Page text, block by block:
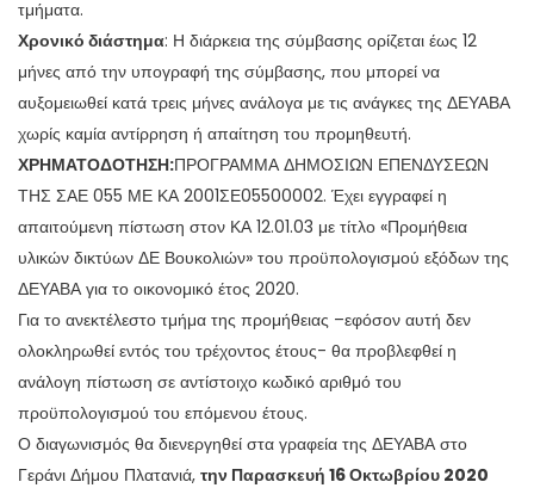
τμήματα.
Χρονικό διάστημα: Η διάρκεια της σύμβασης ορίζεται έως 12
μήνες από την υπογραφή της σύμβασης, που μπορεί να
αυξομειωθεί κατά τρεις μήνες ανάλογα με τις ανάγκες της ΔΕΥΑΒΑ
χωρίς καμία αντίρρηση ή απαίτηση του προμηθευτή.
ΧΡΗΜΑΤΟΔΟΤΗΣΗ:ΠΡΟΓΡΑΜΜΑ ΔΗΜΟΣΙΩΝ ΕΠΕΝΔΥΣΕΩΝ
ΤΗΣ ΣΑΕ 055 ΜΕ ΚΑ 2001ΣΕ05500002. Έχει εγγραφεί η
απαιτούμενη πίστωση στον ΚΑ 12.01.03 με τίτλο «Προμήθεια
υλικών δικτύων ΔΕ Βουκολιών» του προϋπολογισμού εξόδων της
ΔΕΥΑΒΑ για το οικονομικό έτος 2020.
Για το ανεκτέλεστο τμήμα της προμήθειας –εφόσον αυτή δεν
ολοκληρωθεί εντός του τρέχοντος έτους- θα προβλεφθεί η
ανάλογη πίστωση σε αντίστοιχο κωδικό αριθμό του
προϋπολογισμού του επόμενου έτους.
Ο διαγωνισμός θα διενεργηθεί στα γραφεία της ΔΕΥΑΒΑ στο
Γεράνι Δήμου Πλατανιά, την Παρασκευή 16 Οκτωβρίου 2020